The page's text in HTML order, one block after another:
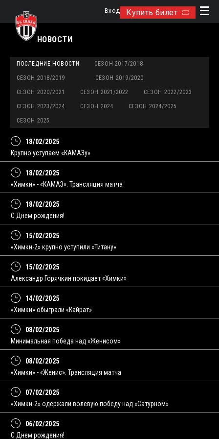
Купить билет
Вход
НОВОСТИ
ПОСЛЕДНИЕ НОВОСТИ СЕЗОН 2017/2018
СЕЗОН 2018/2019 СЕЗОН 2019/2020
СЕЗОН 2020/2021 СЕЗОН 2021/2022 СЕЗОН 2022/2023
СЕЗОН 2023/2024 СЕЗОН 2024 СЕЗОН 2024/2025
СЕЗОН 2025
18/02/2025
Крупно уступаем «КАМАЗу»
18/02/2025
«Химки» - «КАМАЗ». Трансляция матча
18/02/2025
С Днем рождения!
15/02/2025
«Химки-2» крупно уступили «Титану»
15/02/2025
Александр Горячкин покидает «Химки»
14/02/2025
«Химки» обыграли «Кайрат»
08/02/2025
Минимальная победа над «Женисом»
08/02/2025
«Химки» - «Женис». Трансляция матча
07/02/2025
«Химки-2» одержали волевую победу над «Сатурном»
06/02/2025
С Днем рождения!